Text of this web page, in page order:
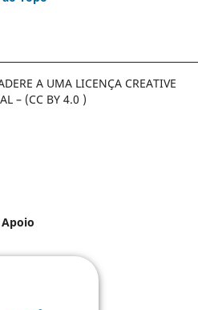
A UMA LICENÇA CREATIVE
– (CC BY 4.0 )
Apoio